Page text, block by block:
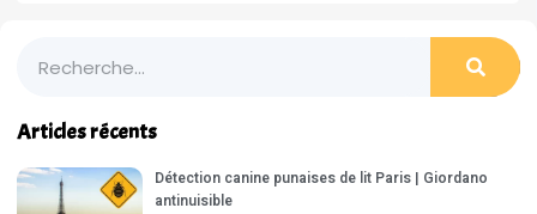
Articles récents
Détection canine punaises de lit Paris | Giordano
antinuisible